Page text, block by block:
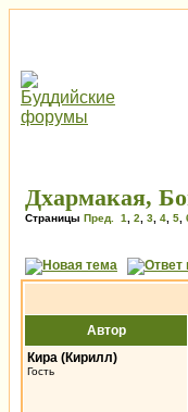
Дхармакая,
Страницы Пред. 1 2 3 4 5
Автор
Кира (Кирилл)
Гость